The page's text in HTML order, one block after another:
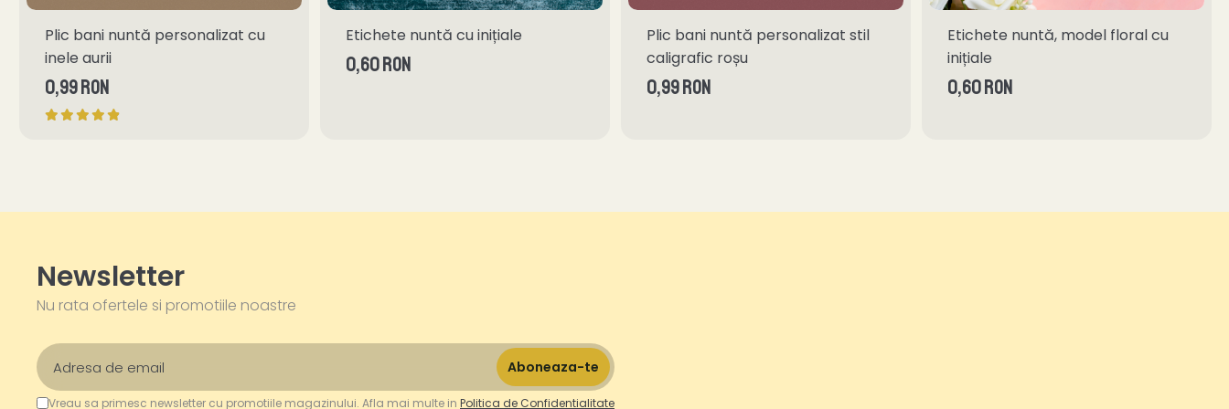
Plic bani nuntă personalizat cu
inele aurii
0,99 RON
Etichete nuntă cu inițiale
0,60 RON
Plic bani nuntă personalizat stil
caligrafic roșu
0,99 RON
Etichete nuntă, model floral cu
inițiale
0,60 RON
Newsletter
Nu rata ofertele si promotiile noastre
Vreau sa primesc newsletter cu promotiile magazinului. Afla mai multe in Politica de Confidentialitate